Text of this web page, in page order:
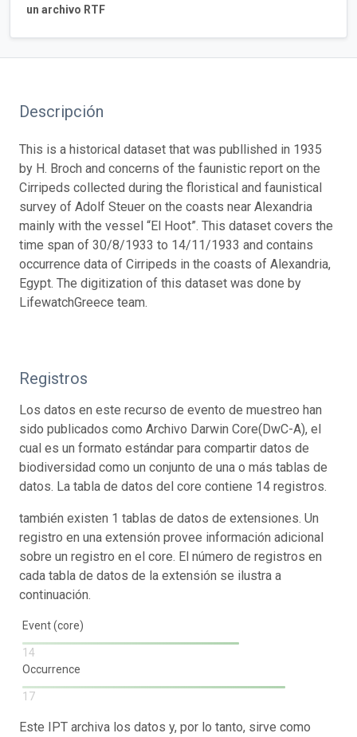
un archivo RTF
Descripción
This is a historical dataset that was publlished in 1935
by H. Broch and concerns of the faunistic report on the
Cirripeds collected during the floristical and faunistical
survey of Adolf Steuer on the coasts near Alexandria
mainly with the vessel “El Hoot”. This dataset covers the
time span of 30/8/1933 to 14/11/1933 and contains
occurrence data of Cirripeds in the coasts of Alexandria,
Egypt. The digitization of this dataset was done by
LifewatchGreece team.
Registros
Los datos en este recurso de evento de muestreo han
sido publicados como Archivo Darwin Core(DwC-A), el
cual es un formato estándar para compartir datos de
biodiversidad como un conjunto de una o más tablas de
datos. La tabla de datos del core contiene 14 registros.
también existen 1 tablas de datos de extensiones. Un
registro en una extensión provee información adicional
sobre un registro en el core. El número de registros en
cada tabla de datos de la extensión se ilustra a
continuación.
Event (core)
14
Occurrence
17
Este IPT archiva los datos y, por lo tanto, sirve como